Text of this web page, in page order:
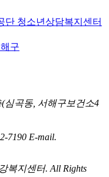
심곡동, 서해구보건소4
7190 E-mail.
복지센터. All Rights